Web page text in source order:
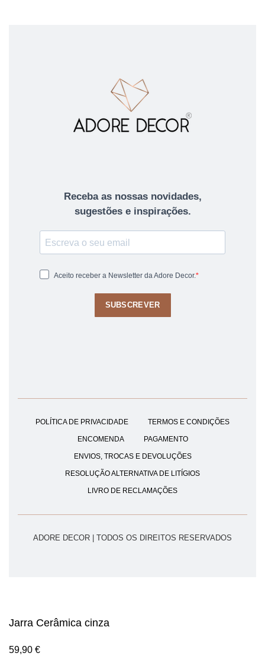
Receba as nossas novidades,
sugestões e inspirações.
Aceito receber a Newsletter da Adore Decor.
SUBSCREVER
POLÍTICA DE PRIVACIDADE TERMOS E CONDIÇÕES
ENCOMENDA PAGAMENTO
ENVIOS, TROCAS E DEVOLUÇÕES
RESOLUÇÃO ALTERNATIVA DE LITÍGIOS
LIVRO DE RECLAMAÇÕES
ADORE DECOR | TODOS OS DIREITOS RESERVADOS
Jarra Cerâmica cinza
59,90 €